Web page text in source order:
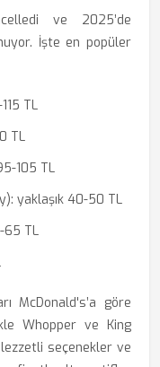
ve 2025’de
İşte en popüler
TL
TL
105 TL
yaklaşık 40-50 TL
65 TL
McDonald's’a göre
Whopper ve King
seçenekler ve